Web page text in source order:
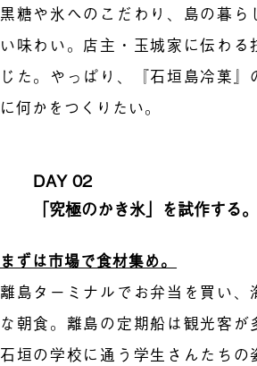
黒糖や氷へのこだわり、島の暮ら
い味わい。店主・玉城家に伝わる
じた。やっぱり、『石垣島冷菓
に何かをつくりたい。
DAY 02
「究極のかき氷」を試作する。
まずは市場で食材集め。
離島ターミナルでお弁当を買い、
な朝食。離島の定期船は観光客が
石垣の学校に通う学生さんたちの